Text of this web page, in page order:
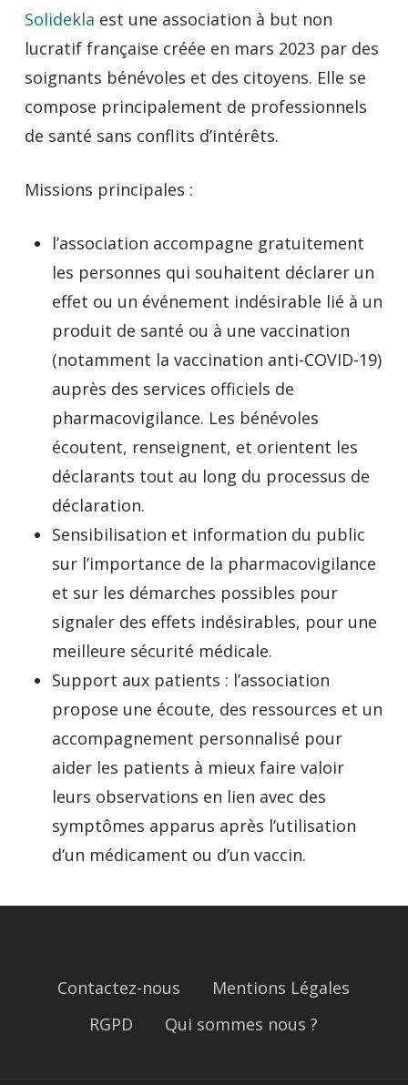
Solidekla est une association à but non
lucratif française créée en mars 2023 par des
soignants bénévoles et des citoyens. Elle se
compose principalement de professionnels
de santé sans conflits d’intérêts.
Missions principales :
l’association accompagne gratuitement
les personnes qui souhaitent déclarer un
effet ou un événement indésirable lié à un
produit de santé ou à une vaccination
(notamment la vaccination anti-COVID-19)
auprès des services officiels de
pharmacovigilance. Les bénévoles
écoutent, renseignent, et orientent les
déclarants tout au long du processus de
déclaration.
Sensibilisation et information du public
sur l’importance de la pharmacovigilance
et sur les démarches possibles pour
signaler des effets indésirables, pour une
meilleure sécurité médicale.
Support aux patients : l’association
propose une écoute, des ressources et un
accompagnement personnalisé pour
aider les patients à mieux faire valoir
leurs observations en lien avec des
symptômes apparus après l’utilisation
d’un médicament ou d’un vaccin.
Contactez-nous
Mentions Légales
RGPD
Qui sommes nous ?